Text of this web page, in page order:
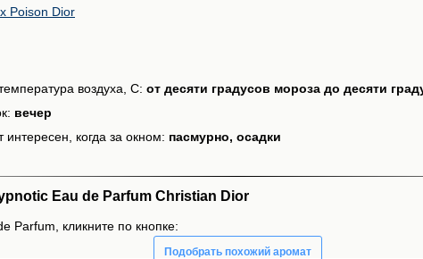
Poison Dior
воздуха, С: от десяти градусов мороза до десяти
вечер
когда за окном: пасмурно, осадки
Eau de Parfum Christian Dior
Parfum, кликните по кнопке:
Подобрать похожий аромат